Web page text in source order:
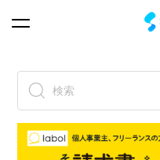
検索